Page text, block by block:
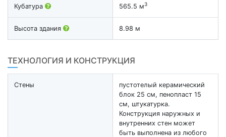
Кубатура 565.5 м3
Высота здания 8.98 м
ТЕХНОЛОГИЯ И КОНСТРУКЦИЯ
Стены
пустотелый керамический
блок 25 см, пенопласт 15
см, штукатурка.
Конструкция наружных и
внутренних стен может
быть выполнена из любого